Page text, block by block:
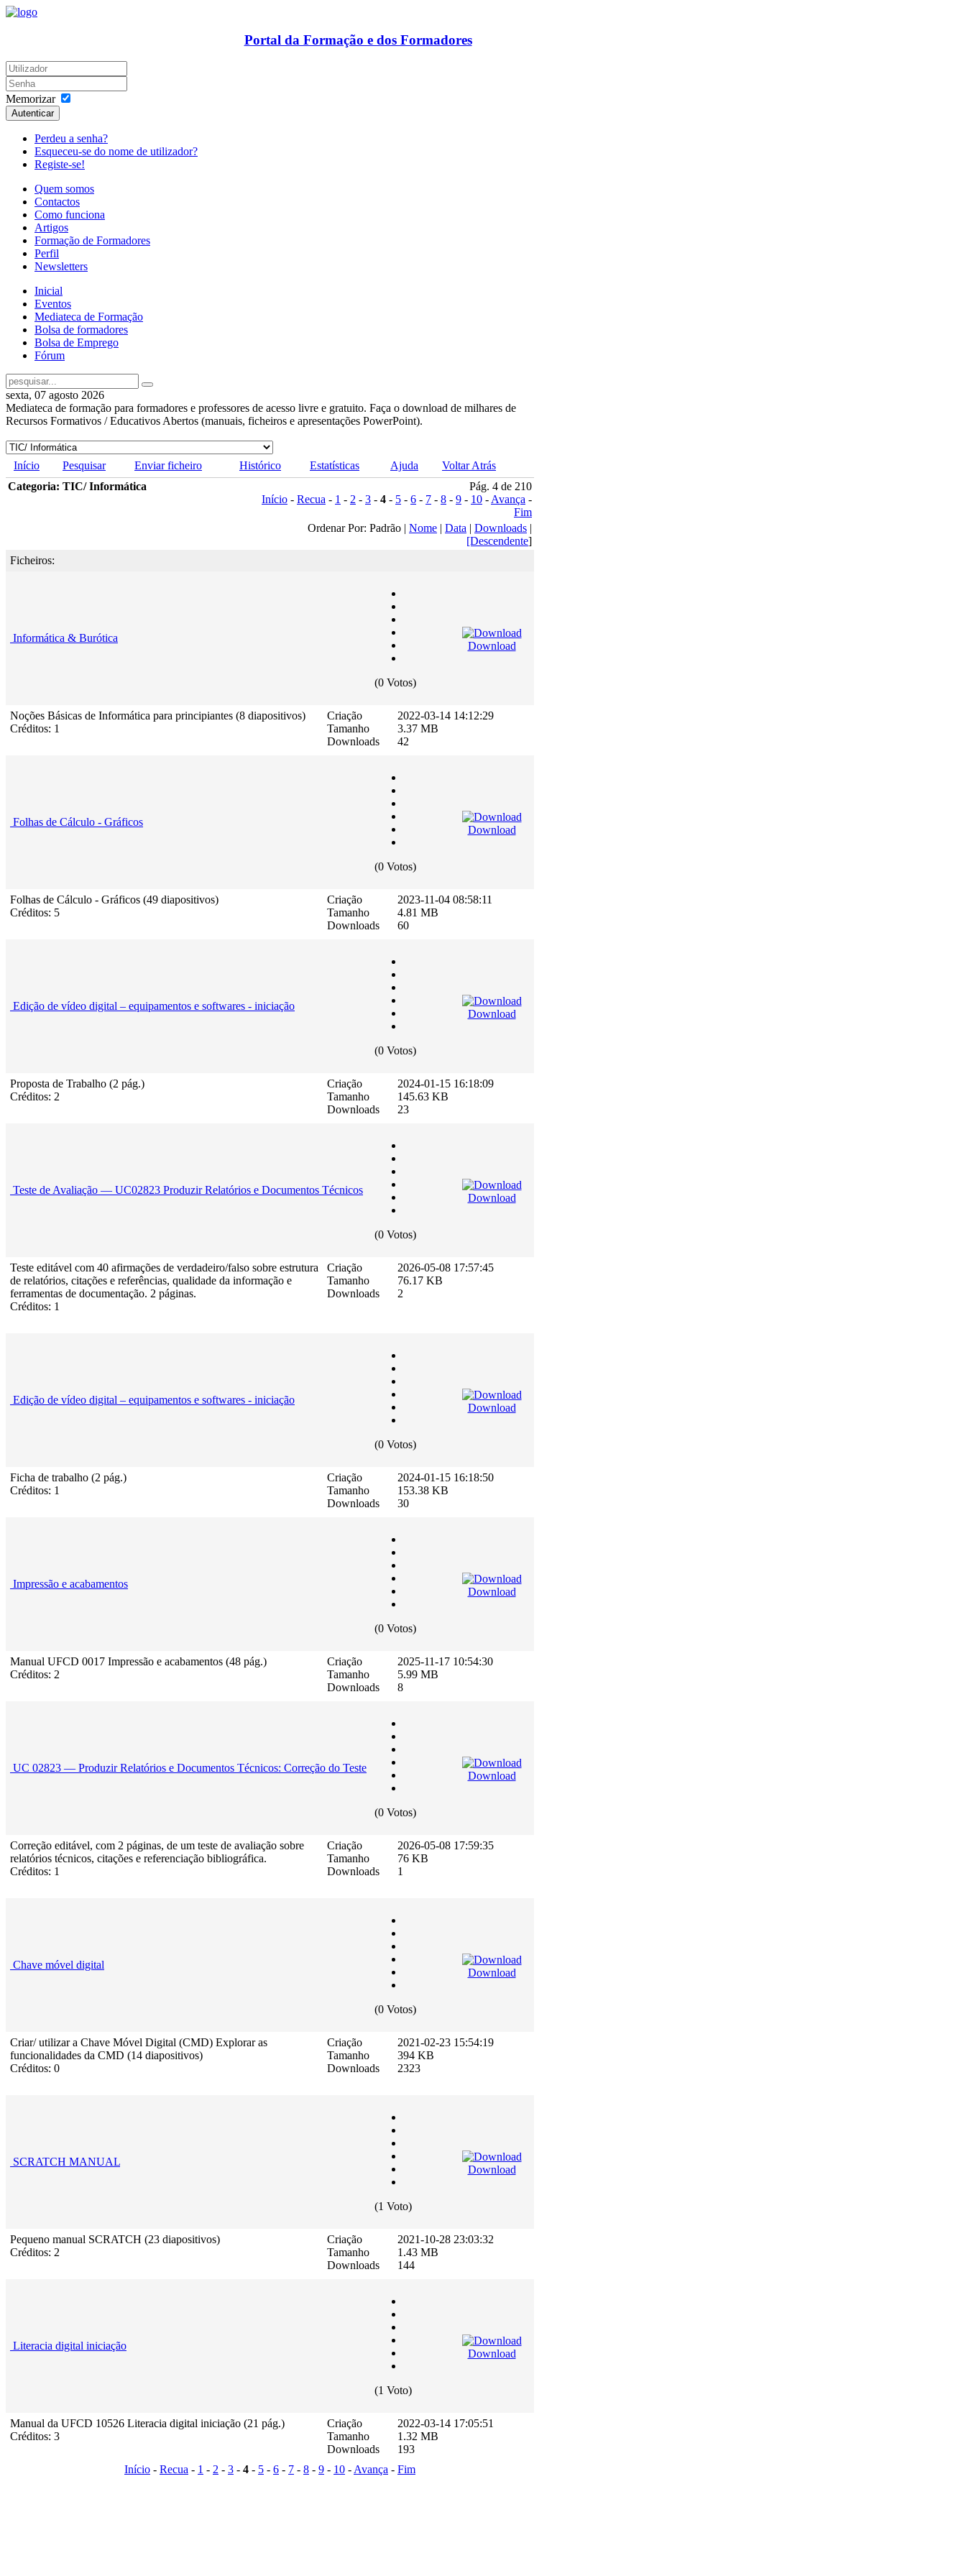
Portal da Formação e dos Formadores
Memorizar
Autenticar
Perdeu a senha?
Esqueceu-se do nome de utilizador?
Registe-se!
Quem somos
Contactos
Como funciona
Artigos
Formação de Formadores
Perfil
Newsletters
Inicial
Eventos
Mediateca de Formação
Bolsa de formadores
Bolsa de Emprego
Fórum
sexta, 07 agosto 2026
Mediateca de formação para formadores e professores de acesso livre e gratuito. Faça o download de milhares de
Recursos Formativos / Educativos Abertos (manuais, ficheiros e apresentações PowerPoint).
Início Pesquisar Enviar ficheiro Histórico Estatísticas Ajuda
Voltar Atrás
Categoria: TIC/ Informática
Pág. 4 de 210
Início - Recua - 1 - 2 - 3 - 4 - 5 - 6 - 7 - 8 - 9 - 10 -Avança -
Fim
Ordenar Por: Padrão | Nome | Data | Downloads |
[Descendente]
Ficheiros:
Informática & Burótica
(0 Votos)
Download
Noções Básicas de Informática para principiantes (8 diapositivos)
Créditos: 1
Criação
Tamanho
Downloads
2022-03-14 14:12:29
3.37 MB
42
Folhas de Cálculo - Gráficos
(0 Votos)
Download
Folhas de Cálculo - Gráficos (49 diapositivos)
Créditos: 5
Criação
Tamanho
Downloads
2023-11-04 08:58:11
4.81 MB
60
Edição de vídeo digital – equipamentos e softwares - iniciação
(0 Votos)
Download
Proposta de Trabalho (2 pág.)
Créditos: 2
Criação
Tamanho
Downloads
2024-01-15 16:18:09
145.63 KB
23
Teste de Avaliação — UC02823 Produzir Relatórios e Documentos Técnicos
(0 Votos)
Download
Teste editável com 40 afirmações de verdadeiro/falso sobre estrutura
de relatórios, citações e referências, qualidade da informação e
ferramentas de documentação. 2 páginas.
Créditos: 1
Criação
Tamanho
Downloads
2026-05-08 17:57:45
76.17 KB
2
Edição de vídeo digital – equipamentos e softwares - iniciação
(0 Votos)
Download
Ficha de trabalho (2 pág.)
Créditos: 1
Criação
Tamanho
Downloads
2024-01-15 16:18:50
153.38 KB
30
Impressão e acabamentos
(0 Votos)
Download
Manual UFCD 0017 Impressão e acabamentos (48 pág.)
Créditos: 2
Criação
Tamanho
Downloads
2025-11-17 10:54:30
5.99 MB
8
UC 02823 — Produzir Relatórios e Documentos Técnicos: Correção do Teste
(0 Votos)
Download
Correção editável, com 2 páginas, de um teste de avaliação sobre
relatórios técnicos, citações e referenciação bibliográfica.
Créditos: 1
Criação
Tamanho
Downloads
2026-05-08 17:59:35
76 KB
1
Chave móvel digital
(0 Votos)
Download
Criar/ utilizar a Chave Móvel Digital (CMD) Explorar as
funcionalidades da CMD (14 diapositivos)
Créditos: 0
Criação
Tamanho
Downloads
2021-02-23 15:54:19
394 KB
2323
SCRATCH MANUAL
(1 Voto)
Download
Pequeno manual SCRATCH (23 diapositivos)
Créditos: 2
Criação
Tamanho
Downloads
2021-10-28 23:03:32
1.43 MB
144
Literacia digital iniciação
(1 Voto)
Download
Manual da UFCD 10526 Literacia digital iniciação (21 pág.)
Créditos: 3
Criação
Tamanho
Downloads
2022-03-14 17:05:51
1.32 MB
193
Início - Recua - 1 - 2 - 3 - 4 - 5 - 6 - 7 - 8 - 9 - 10 -Avança - Fim